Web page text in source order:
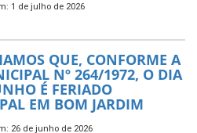
1 de julho de 2026
QUE, CONFORME A
Nº 264/1972, O DIA
É FERIADO
EM BOM JARDIM
26 de junho de 2026